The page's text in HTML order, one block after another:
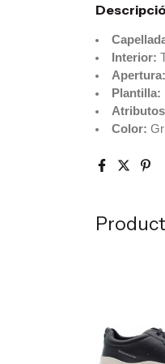
Interior:
Apertura:
Plantilla:
Color: